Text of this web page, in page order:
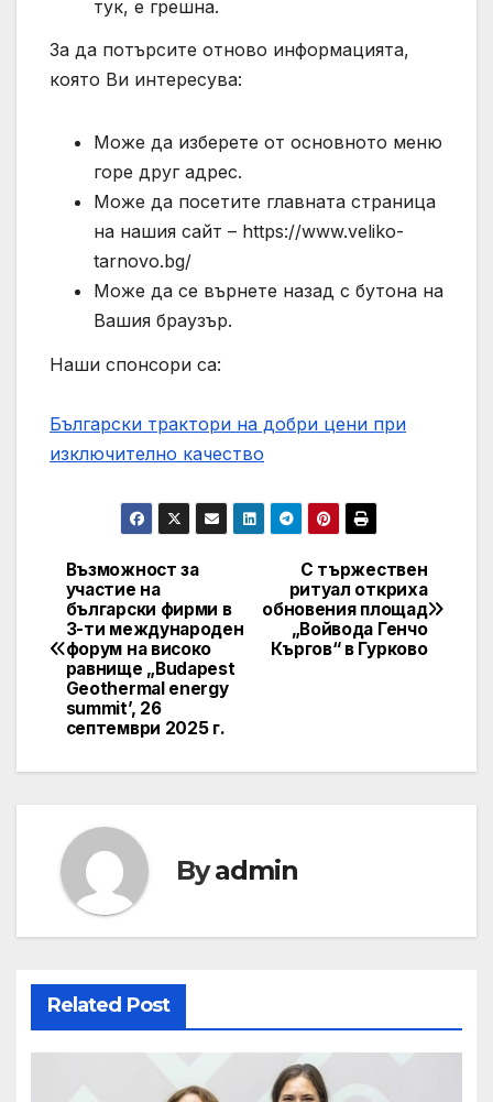
тук, е грешна.
За да потърсите отново информацията,
която Ви интересува:
Може да изберете от основното меню
горе друг адрес.
Може да посетите главната страница
на нашия сайт – https://www.veliko-
tarnovo.bg/
Може да се върнете назад с бутона на
Вашия браузър.
Наши спонсори са:
Български трактори на добри цени при
изключително качество
Post
navigation
С тържествен
ритуал откриха
обновения площад
„Войвода Генчо
Къргов“ в Гурково
Възможност за
участие на
български фирми в
3-ти международен
форум на високо
равнище „Budapest
Geothermal energy
summit’, 26
септември 2025 г.
Byadmin
Related Post